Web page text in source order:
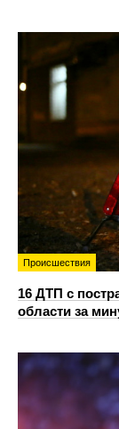
Происшествия
16 ДТП с
области за